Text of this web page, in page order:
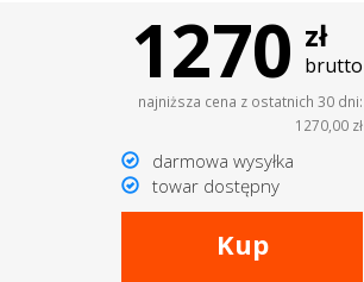
1270 zł
brutto
najniższa cena z ostatnich 30 dni:
1270,00 zł
darmowa wysyłka
towar dostępny
Kup